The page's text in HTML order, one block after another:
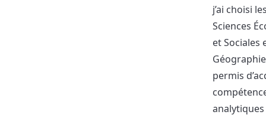
j’ai choisi
Sciences
et Sociales
permis